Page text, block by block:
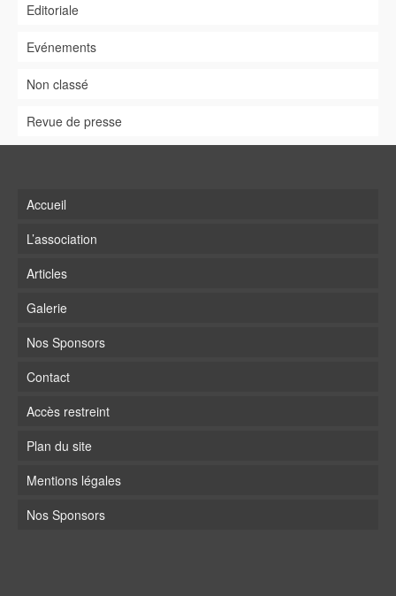
Editoriale
Evénements
Non classé
Revue de presse
Accueil
L’association
Articles
Galerie
Nos Sponsors
Contact
Accès restreint
Plan du site
Mentions légales
Nos Sponsors